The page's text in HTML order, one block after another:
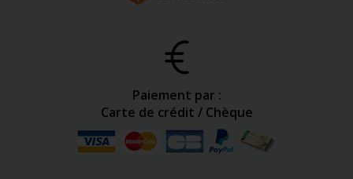
Paiement par :
Carte de crédit / Chèque